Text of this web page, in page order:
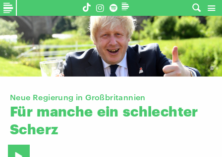
©
Neue Regierung in Großbritannien
Für manche ein schlechter
Scherz